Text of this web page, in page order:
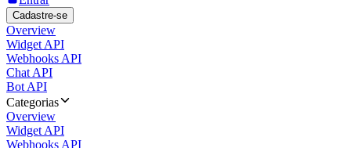
Cadastre-se
Overview
Widget API
Webhooks API
Chat API
Bot API
Categorias
Overview
Widget API
Webhooks API